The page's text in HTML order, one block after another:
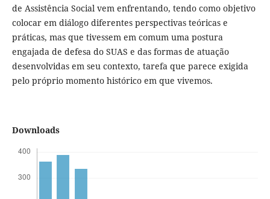
de Assistência Social vem enfrentando, tendo como objetivo
colocar em diálogo diferentes perspectivas teóricas e
práticas, mas que tivessem em comum uma postura
engajada de defesa do SUAS e das formas de atuação
desenvolvidas em seu contexto, tarefa que parece exigida
pelo próprio momento histórico em que vivemos.
Downloads